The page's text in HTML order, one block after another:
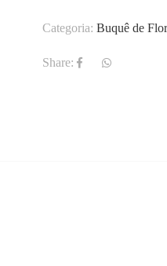
Categoria:Buquê de
Share: